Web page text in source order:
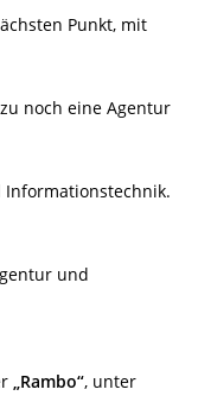
Punkt, mit
noch eine Agentur
und
„Rambo“, unter